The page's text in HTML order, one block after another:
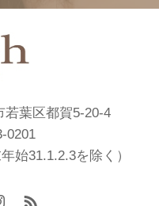
若葉区都賀5-20-4
0201
始31.1.2.3を除く）